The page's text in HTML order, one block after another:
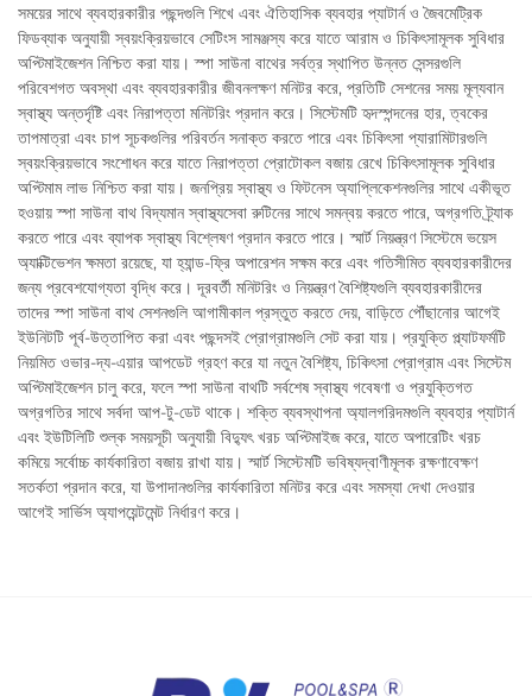
সময়ের সাথে ব্যবহারকারীর পছন্দগুলি শিখে এবং ঐতিহাসিক ব্যবহার প্যাটার্ন ও জৈবমেট্রিক
ফিডব্যাক অনুযায়ী স্বয়ংক্রিয়ভাবে সেটিংস সামঞ্জস্য করে যাতে আরাম ও চিকিৎসামূলক সুবিধার
অপ্টিমাইজেশন নিশ্চিত করা যায়। স্পা সাউনা বাথের সর্বত্র স্থাপিত উন্নত সেন্সরগুলি
পরিবেশগত অবস্থা এবং ব্যবহারকারীর জীবনলক্ষণ মনিটর করে, প্রতিটি সেশনের সময় মূল্যবান
স্বাস্থ্য অন্তর্দৃষ্টি এবং নিরাপত্তা মনিটরিং প্রদান করে। সিস্টেমটি হৃদস্পন্দনের হার, ত্বকের
তাপমাত্রা এবং চাপ সূচকগুলির পরিবর্তন সনাক্ত করতে পারে এবং চিকিৎসা প্যারামিটারগুলি
স্বয়ংক্রিয়ভাবে সংশোধন করে যাতে নিরাপত্তা প্রোটোকল বজায় রেখে চিকিৎসামূলক সুবিধার
অপ্টিমাম লাভ নিশ্চিত করা যায়। জনপ্রিয় স্বাস্থ্য ও ফিটনেস অ্যাপ্লিকেশনগুলির সাথে একীভূত
হওয়ায় স্পা সাউনা বাথ বিদ্যমান স্বাস্থ্যসেবা রুটিনের সাথে সমন্বয় করতে পারে, অগ্রগতি ট্র্যাক
করতে পারে এবং ব্যাপক স্বাস্থ্য বিশ্লেষণ প্রদান করতে পারে। স্মার্ট নিয়ন্ত্রণ সিস্টেমে ভয়েস
অ্যাক্টিভেশন ক্ষমতা রয়েছে, যা হ্যান্ড-ফ্রি অপারেশন সক্ষম করে এবং গতিসীমিত ব্যবহারকারীদের
জন্য প্রবেশযোগ্যতা বৃদ্ধি করে। দূরবর্তী মনিটরিং ও নিয়ন্ত্রণ বৈশিষ্ট্যগুলি ব্যবহারকারীদের
তাদের স্পা সাউনা বাথ সেশনগুলি আগামীকাল প্রস্তুত করতে দেয়, বাড়িতে পৌঁছানোর আগেই
ইউনিটটি পূর্ব-উত্তাপিত করা এবং পছন্দসই প্রোগ্রামগুলি সেট করা যায়। প্রযুক্তি প্ল্যাটফর্মটি
নিয়মিত ওভার-দ্য-এয়ার আপডেট গ্রহণ করে যা নতুন বৈশিষ্ট্য, চিকিৎসা প্রোগ্রাম এবং সিস্টেম
অপ্টিমাইজেশন চালু করে, ফলে স্পা সাউনা বাথটি সর্বশেষ স্বাস্থ্য গবেষণা ও প্রযুক্তিগত
অগ্রগতির সাথে সর্বদা আপ-টু-ডেট থাকে। শক্তি ব্যবস্থাপনা অ্যালগরিদমগুলি ব্যবহার প্যাটার্ন
এবং ইউটিলিটি শুল্ক সময়সূচী অনুযায়ী বিদ্যুৎ খরচ অপ্টিমাইজ করে, যাতে অপারেটিং খরচ
কমিয়ে সর্বোচ্চ কার্যকারিতা বজায় রাখা যায়। স্মার্ট সিস্টেমটি ভবিষ্যদ্বাণীমূলক রক্ষণাবেক্ষণ
সতর্কতা প্রদান করে, যা উপাদানগুলির কার্যকারিতা মনিটর করে এবং সমস্যা দেখা দেওয়ার
আগেই সার্ভিস অ্যাপয়েন্টমেন্ট নির্ধারণ করে।